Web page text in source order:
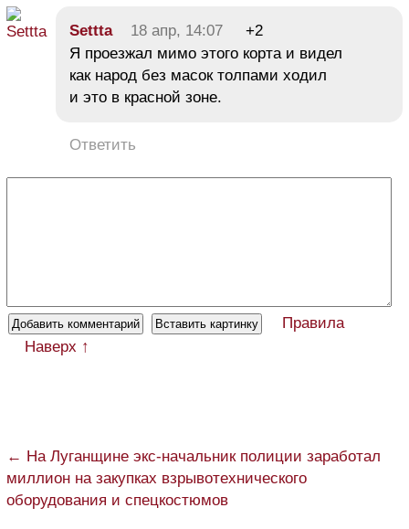
Settta 18 апр, 14:07
+2
Я проезжал мимо этого корта и видел
как народ без масок толпами ходил
и это в красной зоне.
Ответить
Правила
Наверх ↑
← На Луганщине экс-начальник полиции заработал
миллион на закупках взрывотехнического
оборудования и спецкостюмов